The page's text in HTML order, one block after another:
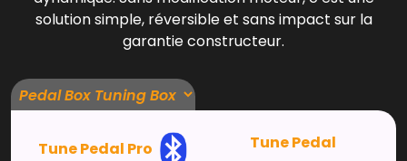
solution simple, réversible et sans impact sur la
garantie constructeur.
Tune Pedal Pro Tune Pedal